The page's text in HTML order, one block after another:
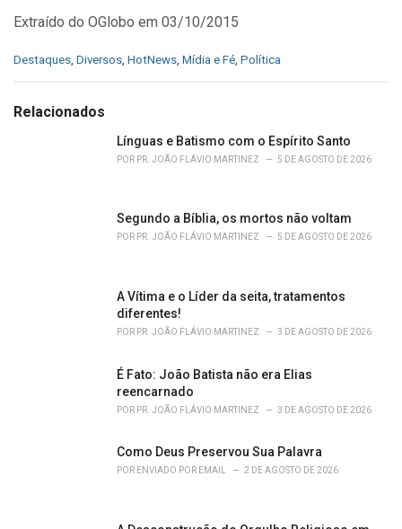
Extraído do OGlobo em 03/10/2015
C
e
Destaques, Diversos, HotNews, Mídia e Fé, Política
Relacionados
Línguas e Batismo com o Espírito Santo
POR PR. JOÃO FLÁVIO MARTINEZ 5 DE AGOSTO DE 2026
Segundo a Bíblia, os mortos não voltam
POR PR. JOÃO FLÁVIO MARTINEZ 5 DE AGOSTO DE 2026
A Vítima e o Líder da seita, tratamentos
diferentes!
POR PR. JOÃO FLÁVIO MARTINEZ 3 DE AGOSTO DE 2026
É Fato: João Batista não era Elias
reencarnado
POR PR. JOÃO FLÁVIO MARTINEZ 3 DE AGOSTO DE 2026
Como Deus Preservou Sua Palavra
POR ENVIADO POR EMAIL 2 DE AGOSTO DE 2026